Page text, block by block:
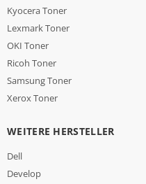
Kyocera Toner
Lexmark Toner
OKI Toner
Ricoh Toner
Samsung Toner
Xerox Toner
WEITERE HERSTELLER
Dell
Develop